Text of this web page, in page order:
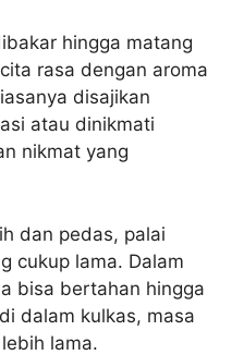
hingga matang
rasa dengan aroma
disajikan
atau dinikmati
nikmat yang
dan pedas, palai
cukup lama. Dalam
bisa bertahan hingga
dalam kulkas, masa
lama.